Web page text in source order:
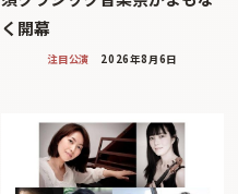
く開幕
注目公演 2026年8月6日